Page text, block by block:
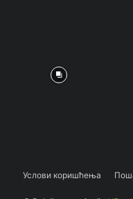
Услови коришћења